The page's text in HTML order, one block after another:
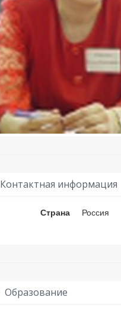
Контактная информация
Страна Россия
Образование